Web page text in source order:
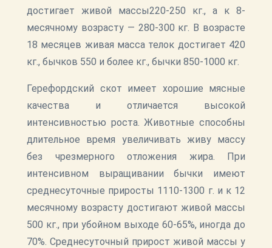
достигает живой массы220-250 кг., а к 8-
месячному возрасту — 280-300 кг. В возрасте
18 месяцев живая масса телок достигает 420
кг., бычков 550 и более кг., бычки 850-1000 кг.
Герефордский скот имеет хорошие мясные
качества и отличается высокой
интенсивностью роста. Животные способны
длительное время увеличивать живу массу
без чрезмерного отложения жира. При
интенсивном выращивании бычки имеют
среднесуточные приросты 1110-1300 г. и к 12
месячному возрасту достигают живой массы
500 кг., при убойном выходе 60-65%, иногда до
70%. Среднесуточный прирост живой массы у